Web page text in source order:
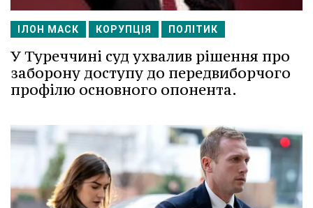
ІЛОН МАСК КОРУПЦІЯ ПОЛІТИК
У Туреччині суд ухвалив рішення про
заборону доступу до передвиборчого
профілю основного опонента.